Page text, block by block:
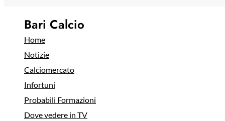
Bari Calcio
Home
Notizie
Calciomercato
Infortuni
Probabili Formazioni
Dove vedere in TV